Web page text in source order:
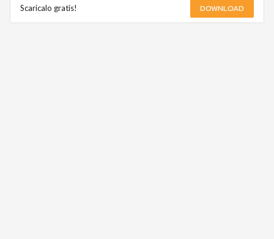
Scaricalo gratis! DOWNLOAD